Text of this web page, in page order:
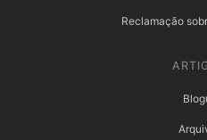
Reclamação